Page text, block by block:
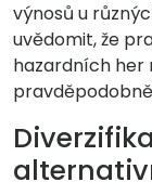
výnosů u
uvědomit, že
hazardních her